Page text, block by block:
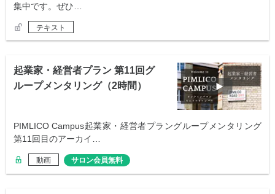
集中です。ぜひ…
テキスト
起業家・経営者プラン 第11回グ
ループメンタリング（2時間）
PIMLICO Campus起業家・経営者プラングループメンタリング
第11回目のアーカイ…
動画 サロン会員無料